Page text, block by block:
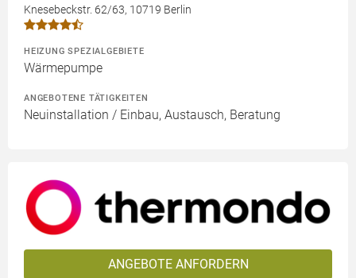
Knesebeckstr. 62/63, 10719 Berlin
HEIZUNG SPEZIALGEBIETE
Wärmepumpe
ANGEBOTENE TÄTIGKEITEN
Neuinstallation / Einbau, Austausch, Beratung
ANGEBOTE ANFORDERN